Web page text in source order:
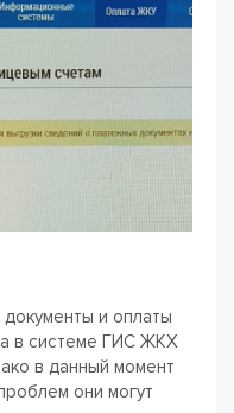
и оплаты
в системе ГИС ЖКХ
в данный момент
они могут